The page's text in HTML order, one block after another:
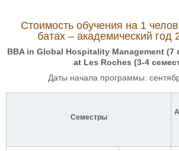
Стоимость обучения на 1
батах – академический год
BBA in Global Hospitality Management (7
at Les Roches (3-4
Даты начала программы:
Семестры